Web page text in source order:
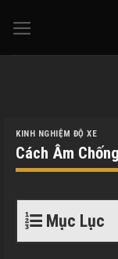
KINH NGHIỆM ĐỘ XE
Cách Âm
Mục Lục